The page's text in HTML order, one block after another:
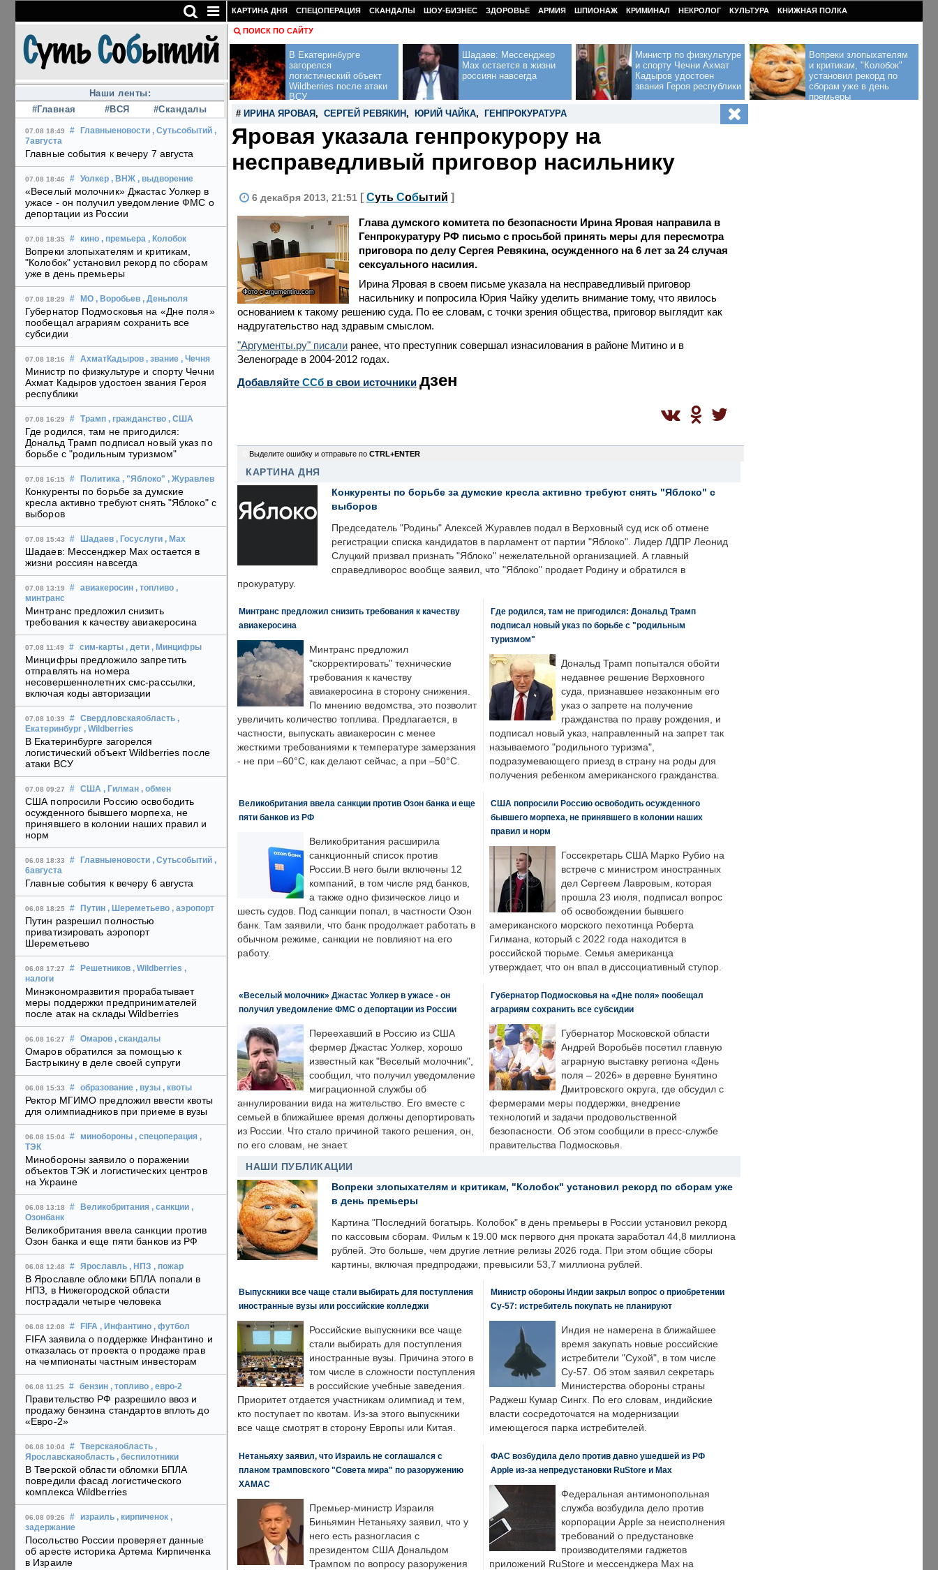
Наши ленты:
#Главная
#ВСЯ #Скандалы
07.08 18:49 # Главныеновости , Сутьсобытий ,
7августа
Главные события к вечеру 7 августа
07.08 18:46 # Уолкер , ВНЖ , выдворение
«Веселый молочник» Джастас Уолкер в
ужасе - он получил уведомление ФМС о
депортации из России
07.08 18:35 # кино , премьера , Колобок
Вопреки злопыхателям и критикам,
"Колобок" установил рекорд по сборам
уже в день премьеры
07.08 18:29 # МО , Воробьев , Деньполя
Губернатор Подмосковья на «Дне поля»
пообещал аграриям сохранить все
субсидии
07.08 18:16 # АхматКадыров , звание , Чечня
Министр по физкультуре и спорту Чечни
Ахмат Кадыров удостоен звания Героя
республики
07.08 16:29 # Трамп , гражданство , США
Где родился, там не пригодился:
Дональд Трамп подписал новый указ по
борьбе с "родильным туризмом"
07.08 16:15 # Политика , "Яблоко" , Журавлев
Конкуренты по борьбе за думские
кресла активно требуют снять "Яблоко" с
выборов
07.08 15:43 # Шадаев , Госуслуги , Max
Шадаев: Мессенджер Max остается в
жизни россиян навсегда
07.08 13:19 # авиакеросин , топливо ,
минтранс
Минтранс предложил снизить
требования к качеству авиакеросина
07.08 11:49 # сим-карты , дети , Минцифры
Минцифры предложило запретить
отправлять на номера
несовершеннолетних смс-рассылки,
включая коды авторизации
07.08 10:39 # Свердловскаяобласть ,
Екатеринбург , Wildberries
В Екатеринбурге загорелся
логистический объект Wildberries после
атаки ВСУ
07.08 09:27 # США , Гилман , обмен
США попросили Россию освободить
осужденного бывшего морпеха, не
принявшего в колонии наших правил и
норм
06.08 18:33 # Главныеновости , Сутьсобытий ,
6августа
Главные события к вечеру 6 августа
06.08 18:25 # Путин , Шереметьево , аэропорт
Путин разрешил полностью
приватизировать аэропорт
Шереметьево
06.08 17:27 # Решетников , Wildberries ,
налоги
Минэкономразвития прорабатывает
меры поддержки предпринимателей
после атак на склады Wildberries
06.08 16:27 # Омаров , скандалы
Омаров обратился за помощью к
Бастрыкину в деле своей супруги
06.08 15:33 # образование , вузы , квоты
Ректор МГИМО предложил ввести квоты
для олимпиадников при приеме в вузы
06.08 15:04 # минобороны , спецоперация ,
ТЭК
Минобороны заявило о поражении
объектов ТЭК и логистических центров
на Украине
06.08 13:18 # Великобритания , санкции ,
Озонбанк
Великобритания ввела санкции против
Озон банка и еще пяти банков из РФ
06.08 12:48 # Ярославль , НПЗ , пожар
В Ярославле обломки БПЛА попали в
НПЗ, в Нижегородской области
пострадали четыре человека
06.08 12:08 # FIFA , Инфантино , футбол
FIFA заявила о поддержке Инфантино и
отказалась от проекта о продаже прав
на чемпионаты частным инвесторам
06.08 11:25 # бензин , топливо , евро-2
Правительство РФ разрешило ввоз и
продажу бензина стандартов вплоть до
«Евро-2»
06.08 10:04 # Тверскаяобласть ,
Ярославскаяобласть , беспилотники
В Тверской области обломки БПЛА
повредили фасад логистического
комплекса Wildberries
06.08 09:26 # израиль , кирпиченок ,
задержание
Посольство России проверяет данные
об аресте историка Артема Кирпиченка
в Израиле
КАРТИНА ДНЯ СПЕЦОПЕРАЦИЯ СКАНДАЛЫ ШОУ-БИЗНЕС ЗДОРОВЬЕ АРМИЯ ШПИОНАЖ КРИМИНАЛ НЕКРОЛОГ КУЛЬТУРА КНИЖНАЯ ПОЛКА
ПОИСК ПО САЙТУ
В Екатеринбурге
загорелся
логистический объект
Wildberries после атаки
ВСУ
Шадаев: Мессенджер
Max остается в жизни
россиян навсегда
Министр по физкультуре
и спорту Чечни Ахмат
Кадыров удостоен
звания Героя республики
Вопреки злопыхателям
и критикам, "Колобок"
установил рекорд по
сборам уже в день
премьеры
# ИРИНА ЯРОВАЯ , СЕРГЕЙ РЕВЯКИН , ЮРИЙ ЧАЙКА, ГЕНПРОКУРАТУРА
Яровая указала генпрокурору на
несправедливый приговор насильнику
6 декабря 2013, 21:51 [ Суть Событий ]
Фото с argumentiru.com
Глава думского комитета по безопасности Ирина Яровая направила в
Генпрокуратуру РФ письмо с просьбой принять меры для пересмотра
приговора по делу Сергея Ревякина, осужденного на 6 лет за 24 случая
сексуального насилия.
Ирина Яровая в своем письме указала на несправедливый приговор
насильнику и попросила Юрия Чайку уделить внимание тому, что явилось
основанием к такому решению суда. По ее словам, с точки зрения общества, приговор выглядит как
надругательство над здравым смыслом.
"Аргументы.ру" писали ранее, что преступник совершал изнасилования в районе Митино и в
Зеленограде в 2004-2012 годах.
Добавляйте CСб в свои источники дзен
Выделите ошибку и отправьте по CTRL+ENTER
КАРТИНА ДНЯ
Конкуренты по борьбе за думские кресла активно требуют снять "Яблоко" с
выборов
Председатель "Родины" Алексей Журавлев подал в Верховный суд иск об отмене
регистрации списка кандидатов в парламент от партии "Яблоко". Лидер ЛДПР Леонид
Слуцкий призвал признать "Яблоко" нежелательной организацией. А главный
справедливорос вообще заявил, что "Яблоко" продает Родину и обратился в
прокуратуру.
Минтранс предложил снизить требования к качеству
авиакеросина
Минтранс предложил
"скорректировать" технические
требования к качеству
авиакеросина в сторону снижения.
По мнению ведомства, это позволит
увеличить количество топлива. Предлагается, в
частности, выпускать авиакеросин с менее
жесткими требованиями к температуре замерзания
- не при –60°C, как делают сейчас, а при –50°C.
Где родился, там не пригодился: Дональд Трамп
подписал новый указ по борьбе с "родильным
туризмом"
Дональд Трамп попытался обойти
недавнее решение Верховного
суда, признавшее незаконным его
указ о запрете на получение
гражданства по праву рождения, и
подписал новый указ, направленный на запрет так
называемого "родильного туризма",
подразумевающего приезд в страну на роды для
получения ребенком американского гражданства.
Великобритания ввела санкции против Озон банка и еще
пяти банков из РФ
Великобритания расширила
санкционный список против
России.В него были включены 12
компаний, в том числе ряд банков,
а также одно физическое лицо и
шесть судов. Под санкции попал, в частности Озон
банк. Там заявили, что банк продолжает работать в
обычном режиме, санкции не повлияют на его
работу.
США попросили Россию освободить осужденного
бывшего морпеха, не принявшего в колонии наших
правил и норм
Госсекретарь США Марко Рубио на
встрече с министром иностранных
дел Сергеем Лавровым, которая
прошла 23 июля, подписал вопрос
об освобождении бывшего
американского морского пехотинца Роберта
Гилмана, который с 2022 года находится в
российской тюрьме. Семья американца
утверждает, что он впал в диссоциативный ступор.
«Веселый молочник» Джастас Уолкер в ужасе - он
получил уведомление ФМС о депортации из России
Переехавший в Россию из США
фермер Джастас Уолкер, хорошо
известный как "Веселый молочник",
сообщил, что получил уведомление
миграционной службы об
аннулировании вида на жительство. Его вместе с
семьей в ближайшее время должны депортировать
из России. Что стало причиной такого решения, он,
по его словам, не знает.
Губернатор Подмосковья на «Дне поля» пообещал
аграриям сохранить все субсидии
Губернатор Московской области
Андрей Воробьёв посетил главную
аграрную выставку региона «День
поля – 2026» в деревне Бунятино
Дмитровского округа, где обсудил с
фермерами меры поддержки, внедрение
технологий и задачи продовольственной
безопасности. Об этом сообщили в пресс-службе
правительства Подмосковья.
НАШИ ПУБЛИКАЦИИ
Вопреки злопыхателям и критикам, "Колобок" установил рекорд по сборам уже
в день премьеры
Картина "Последний богатырь. Колобок" в день премьеры в России установил рекорд
по кассовым сборам. Фильм к 19.00 мск первого дня проката заработал 44,8 миллиона
рублей. Это больше, чем другие летние релизы 2026 года. При этом общие сборы
картины, включая предпродажи, превысили 53,7 миллиона рублей.
Выпускники все чаще стали выбирать для поступления
иностранные вузы или российские колледжи
Российские выпускники все чаще
стали выбирать для поступления
иностранные вузы. Причина этого в
том числе в сложности поступления
в российские учебные заведения.
Приоритет отдается участникам олимпиад и тем,
кто поступает по квотам. Из-за этого выпускники
все чаще смотрят в сторону Европы или Китая.
Министр обороны Индии закрыл вопрос о приобретении
Су-57: истребитель покупать не планируют
Индия не намерена в ближайшее
время закупать новые российские
истребители "Сухой", в том числе
Су-57. Об этом заявил секретарь
Министерства обороны страны
Раджеш Кумар Сингх. По его словам, индийские
власти сосредоточатся на модернизации
имеющегося парка истребителей.
Нетаньяху заявил, что Израиль не соглашался с
планом трамповского "Совета мира" по разоружению
ХАМАС
Премьер-министр Израиля
Биньямин Нетаньяху заявил, что у
него есть разногласия с
президентом США Дональдом
Трампом по вопросу разоружения
ФАС возбудила дело против давно ушедшей из РФ
Apple из-за непредустановки RuStore и Max
Федеральная антимонопольная
служба возбудила дело против
корпорации Apple за неисполнения
требований о предустановке
производителями гаджетов
приложений RuStore и мессенджера Max на